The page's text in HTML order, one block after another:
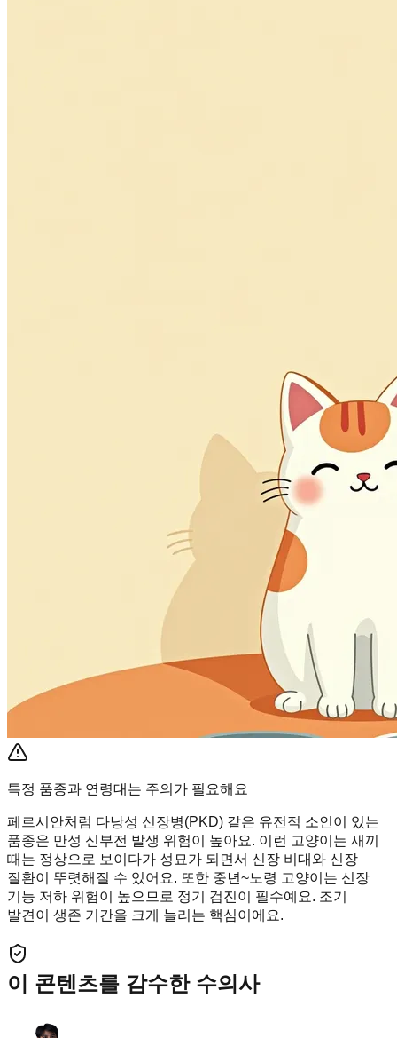
특정 품종과 연령대는 주의가 필요해요
페르시안처럼 다낭성 신장병(PKD) 같은 유전적 소인이 있는
품종은 만성 신부전 발생 위험이 높아요. 이런 고양이는 새끼
때는 정상으로 보이다가 성묘가 되면서 신장 비대와 신장
질환이 뚜렷해질 수 있어요. 또한 중년~노령 고양이는 신장
기능 저하 위험이 높으므로 정기 검진이 필수예요. 조기
발견이 생존 기간을 크게 늘리는 핵심이에요.
이 콘텐츠를 감수한 수의사